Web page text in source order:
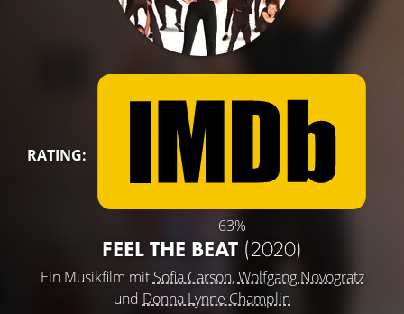
RATING:
63%
FEEL THE BEAT (2020)
Ein Musikfilm mit Sofia Carson,Wolfgang Novogratz
und Donna Lynne Champlin